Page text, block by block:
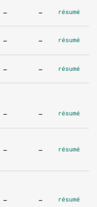
- - résumé
- - résumé
- - résumé
- - résumé
- - résumé
- - résumé